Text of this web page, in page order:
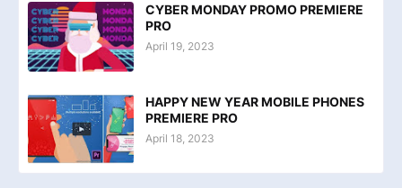
CYBER MONDAY PROMO PREMIERE
PRO
April 19, 2023
HAPPY NEW YEAR MOBILE PHONES
PREMIERE PRO
April 18, 2023